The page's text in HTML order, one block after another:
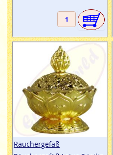
Räuchergefäß